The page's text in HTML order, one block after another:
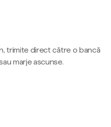
trimite direct către o bancă
marje ascunse.